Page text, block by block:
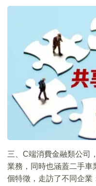
三、C端消費金融類公司
業務，同時也涵蓋二手車
個特徵，走訪了不同企業